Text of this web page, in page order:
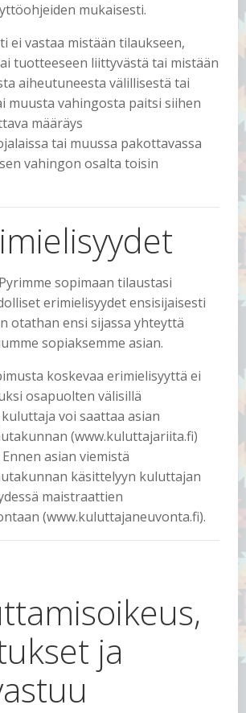
mukaisesti.
ei vastaa mistään tilaukseen,
tuotteeseen liittyvästä tai mistään
aiheutuneesta välillisestä tai
muusta vahingosta paitsi siihen
määräys
tai muussa pakottavassa
vahingon osalta toisin
sopimaan tilaustasi
erimielisyydet ensisijaisesti
otathan ensi sijassa yhteyttä
sopiaksemme asian.
koskevaa erimielisyyttä ei
osapuolten välisillä
voi saattaa asian
(www.kuluttajariita.fi)
asian viemistä
käsittelyyn kuluttajan
maistraattien
(www.kuluttajaneuvonta.fi).
ja